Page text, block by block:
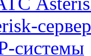
системы